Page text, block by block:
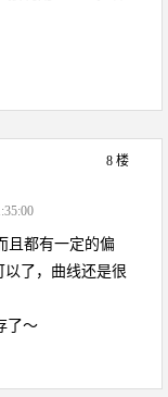
8 楼
且都有一定的偏
以了，曲线还是很
了～